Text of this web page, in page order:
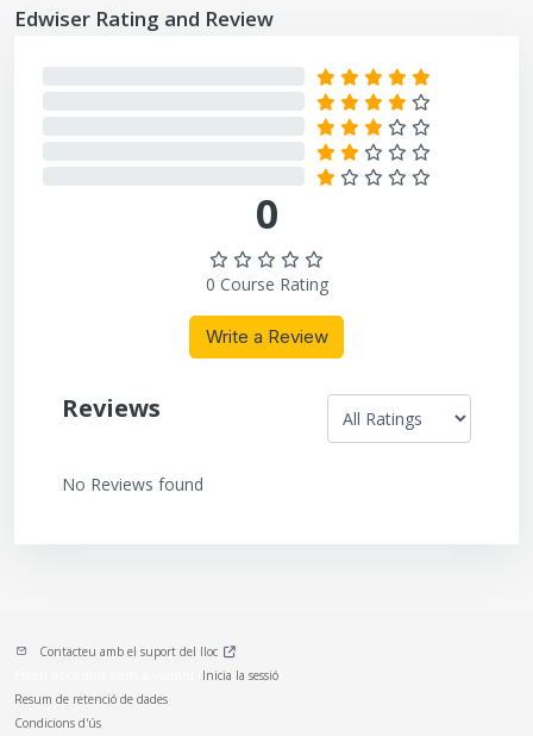
Omet Edwiser Rating and Review
Edwiser Rating and Review
0
0 Course Rating
Write a Review
Reviews
No Reviews found
Contacteu amb el suport del lloc
Inicia la sessió
Resum de retenció de dades
Condicions d'ús